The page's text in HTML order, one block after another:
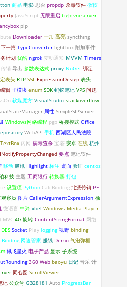
商品 电影 思否 propdp 杀毒软件 微软
JavaScript 无限重启 tightvncserver
pip
Downloader 一加 高亮 syncthing
下一篇 TypeConverter lightbox 附加事件
计划 优酷 ngrok 变动通知 MVVM Timers
传销 导出 参数表达式 proxy NuGet 绑定
表头 RTP SSL ExpressionDesign 表头
编辑 子模块 enum SDK 蚂蚁笔记 VPS 问题
软媒魔方 VisualStudio stackoverflow
属性 SimpleSIPServer
Windows网络编程 pgp 桥接模式 Office
WebAPI 手机 西湖区人民法院
内网 病毒查杀 宝塔 安卓 在线 杭州
INotifyPropertyChanged 要点 笔记软件
移动 腾讯 Highlight 标注 桌面 验证 centos
科技 主题 工商银行 转换器 打包
设置项 Python CalcBinding 北派传销 PE
察员 图片 CallerArgumentExpression 徐
微语言 中兴 xbel Windows Media Player
MVC 4G 旋转 ContentStringFormat 网络
DES Socket Play logging 视野 binding
网速管家 赚钱 Demo 气泡弹框
讯飞星火 电子产品 显示 子系统
360 Web baoyu 日记 音乐 计
同心圆 ScrollViewer
记 公众号 GB28181 Auto ProgressBar